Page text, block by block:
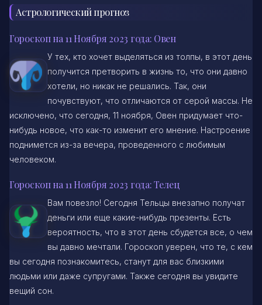
Астрологический прогноз
Гороскоп на 11 Ноября 2023 года: Овен
У тех, кто хочет выделяться из толпы, в этот день
получится претворить в жизнь то, что они давно
хотели, но никак не решались. Так, они
почувствуют, что отличаются от серой массы. Не
исключено, что сегодня, 11 ноября, Овен придумает что-
нибудь новое, что как-то изменит его мнение. Настроение
поднимется из-за вечера, проведенного с любимым
человеком.
Гороскоп на 11 Ноября 2023 года: Телец
Вам повезло! Сегодня Тельцы внезапно получат
деньги или еще какие-нибудь презенты. Есть
вероятность, что в этот день сбудется все, о чем
вы давно мечтали. Гороскоп уверен, что те, с кем
вы сегодня познакомитесь, станут для вас близкими
людьми или даже супругами. Также сегодня вы увидите
вещий сон.